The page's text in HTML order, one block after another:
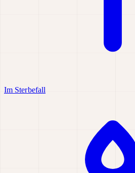
Im Sterbefall